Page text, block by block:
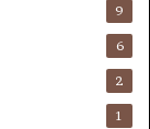
9
6
2
1